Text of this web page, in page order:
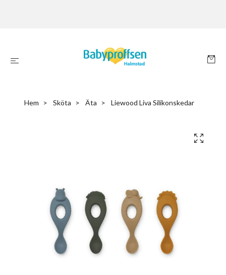
Hem Sköta Äta Liewood Liva Silikonskedar